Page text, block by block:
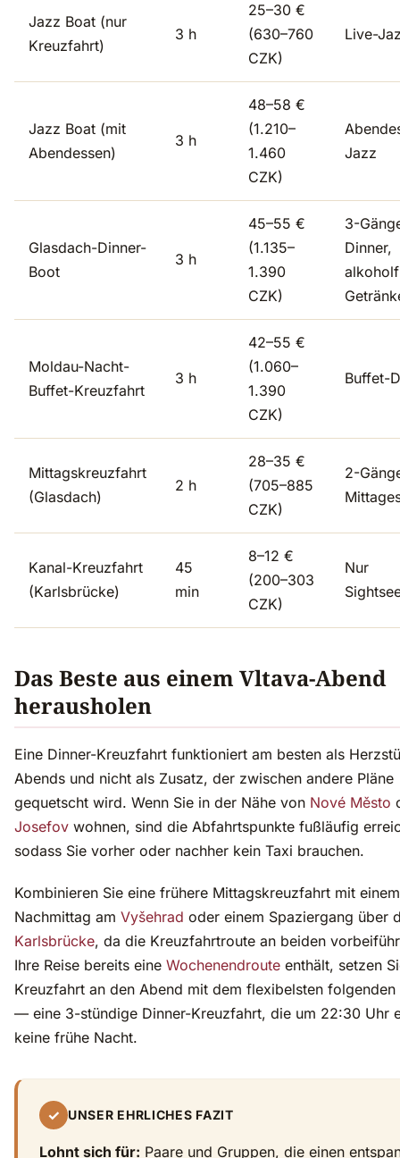
Jazz Boat (nur
Kreuzfahrt)
3 h
25–30 €
(630–760
CZK)
Live-
Jazz Boat (mit
Abendessen)
3 h
48–58 €
(1.210–
1.460
CZK)
Jazz
Glasdach-Dinner-
Boot
3 h
45–55 €
(1.135–
1.390
CZK)
3-
Dinner,
Moldau-Nacht-
Buffet-Kreuzfahrt
3 h
42–55 €
(1.060–
1.390
CZK)
Buffet-
Mittagskreuzfahrt
(Glasdach)
2 h
28–35 €
(705–885
CZK)
2-
Kanal-Kreuzfahrt
(Karlsbrücke)
45
min
8–12 €
(200–303
CZK)
Nur
Das Beste aus einem Vltava-Abend
herausholen
Eine Dinner-Kreuzfahrt funktioniert am besten als
Abends und nicht als Zusatz, der zwischen andere Pläne
gequetscht wird. Wenn Sie in der Nähe von Nové Město
Josefov wohnen, sind die Abfahrtspunkte fußläufig
sodass Sie vorher oder nachher kein Taxi brauchen.
Kombinieren Sie eine frühere Mittagskreuzfahrt mit einem
Nachmittag am Vyšehrad oder einem Spaziergang über
Karlsbrücke, da die Kreuzfahrtroute an beiden
Ihre Reise bereits eine Wochenendroute enthält, setzen
Kreuzfahrt an den Abend mit dem flexibelsten folgenden
— eine 3-stündige Dinner-Kreuzfahrt, die um 22:30 Uhr
keine frühe Nacht.
✓ UNSER EHRLICHES FAZIT
Lohnt sich für: Paare und Gruppen, die einen